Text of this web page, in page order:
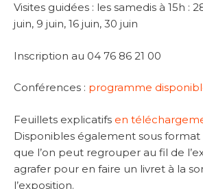
Visites guidées : les samedis à 15h :
juin, 9 juin, 16 juin, 30 juin
Inscription au 04 76 86 21 00
Conférences : programme
Feuillets explicatifs en
Disponibles également sous
que l’on peut regrouper au fil de
agrafer pour en faire un livret à la
l’exposition.